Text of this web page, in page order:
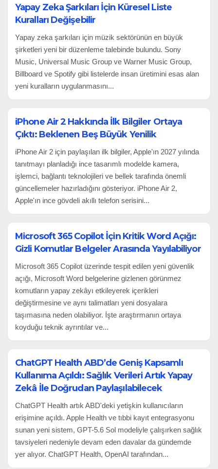
Yapay Zeka Şarkıları İçin Küresel Liste
Kuralları Değişebilir
Yapay zeka şarkıları için müzik sektörünün en büyük
şirketleri yeni bir düzenleme talebinde bulundu. Sony
Music, Universal Music Group ve Warner Music Group,
Billboard ve Spotify gibi listelerde insan üretimini esas alan
yeni kuralların uygulanmasını...
iPhone Air 2 Hakkında İlk Bilgiler Ortaya
Çıktı: Beklenen Beş Büyük Yenilik
iPhone Air 2 için paylaşılan ilk bilgiler, Apple'ın 2027 yılında
tanıtmayı planladığı ince tasarımlı modelde kamera,
işlemci, bağlantı teknolojileri ve bellek tarafında önemli
güncellemeler hazırladığını gösteriyor. iPhone Air 2,
Apple'ın ince gövdeli akıllı telefon serisini...
Microsoft 365 Copilot İçin Kritik Word Açığı:
Gizli Komutlar Belgeler Arasında Yayılabiliyor
Microsoft 365 Copilot üzerinde tespit edilen yeni güvenlik
açığı, Microsoft Word belgelerine gizlenen görünmez
komutların yapay zekâyı etkileyerek içerikleri
değiştirmesine ve aynı talimatları yeni dosyalara
taşımasına neden olabiliyor. İşte araştırmanın ortaya
koyduğu teknik ayrıntılar ve...
ChatGPT Health ABD’de Geniş Kapsamlı
Kullanıma Açıldı: Sağlık Verileri Artık Yapay
Zekâ İle Doğrudan Paylaşılabilecek
ChatGPT Health artık ABD'deki yetişkin kullanıcıların
erişimine açıldı. Apple Health ve tıbbi kayıt entegrasyonu
sunan yeni sistem, GPT-5.6 Sol modeliyle çalışırken sağlık
tavsiyeleri nedeniyle devam eden davalar da gündemde
yer alıyor. ChatGPT Health, OpenAI tarafından...